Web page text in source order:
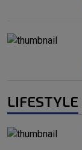
LIFESTYLE